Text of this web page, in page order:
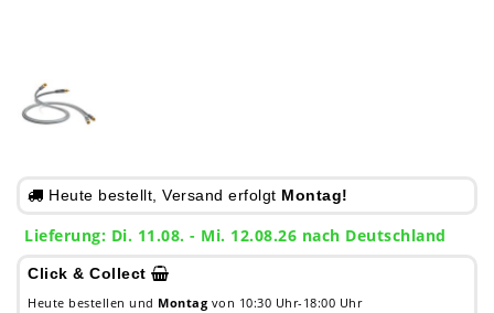
Heute bestellt, Versand erfolgt Montag!
Lieferung: Di. 11.08. - Mi. 12.08.26 nach Deutschland
Click & Collect
Heute bestellen und Montag von 10:30 Uhr-18:00 Uhr